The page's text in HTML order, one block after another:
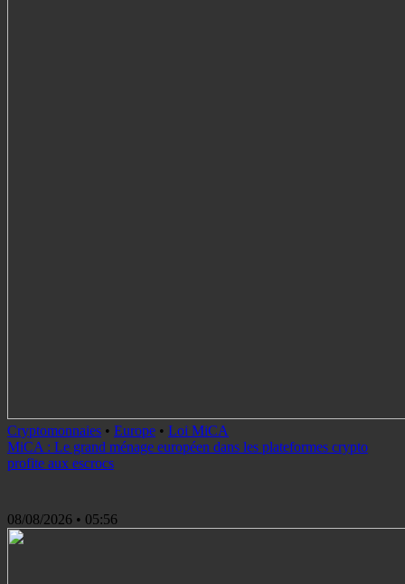
Cryptomonnaies • Europe • Loi MiCA
MiCA : Le grand ménage européen dans les plateformes crypto
profite aux escrocs
08/08/2026 • 05:56